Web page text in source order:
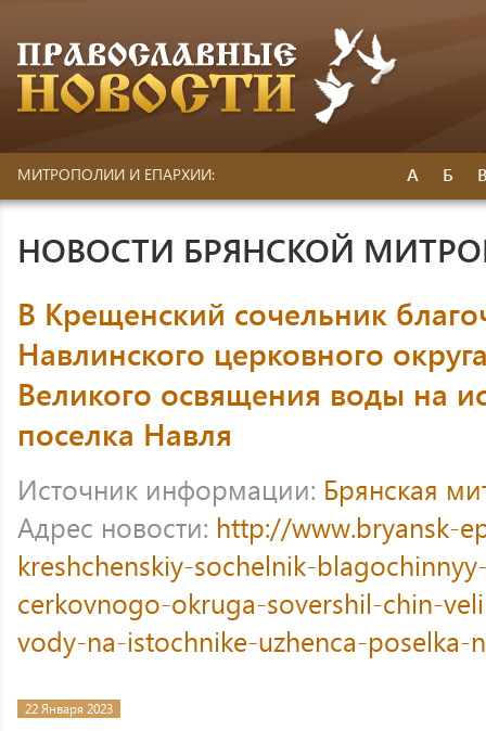
МИТРОПОЛИИ И ЕПАРХИИ: А Б
НОВОСТИ БРЯНСКОЙ
В Крещенский сочельник
Навлинского церковного
Великого освящения воды на
поселка Навля
Источник информации: Брянская
Адрес новости: http://www.bryansk-
kreshchenskiy-sochelnik-
cerkovnogo-okruga-sovershil-chin-
vody-na-istochnike-uzhenca-poselka-
22 Января 2023